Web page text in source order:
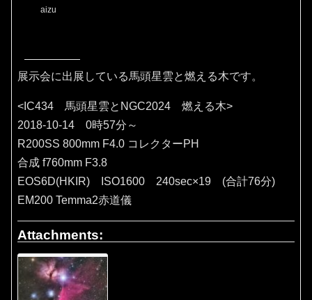
aizu
展示会に出展している馬頭星雲と燃える木です。
<IC434 馬頭星雲とNGC2024 燃える木>
2018-10-14 0時57分～
R200SS 800mm F4.0 コレクターPH
合成 f760mm F3.8
EOS6D(HKIR) ISO1600 240sec×19 (合計76分)
EM200 Temma2赤道儀
Attachments: